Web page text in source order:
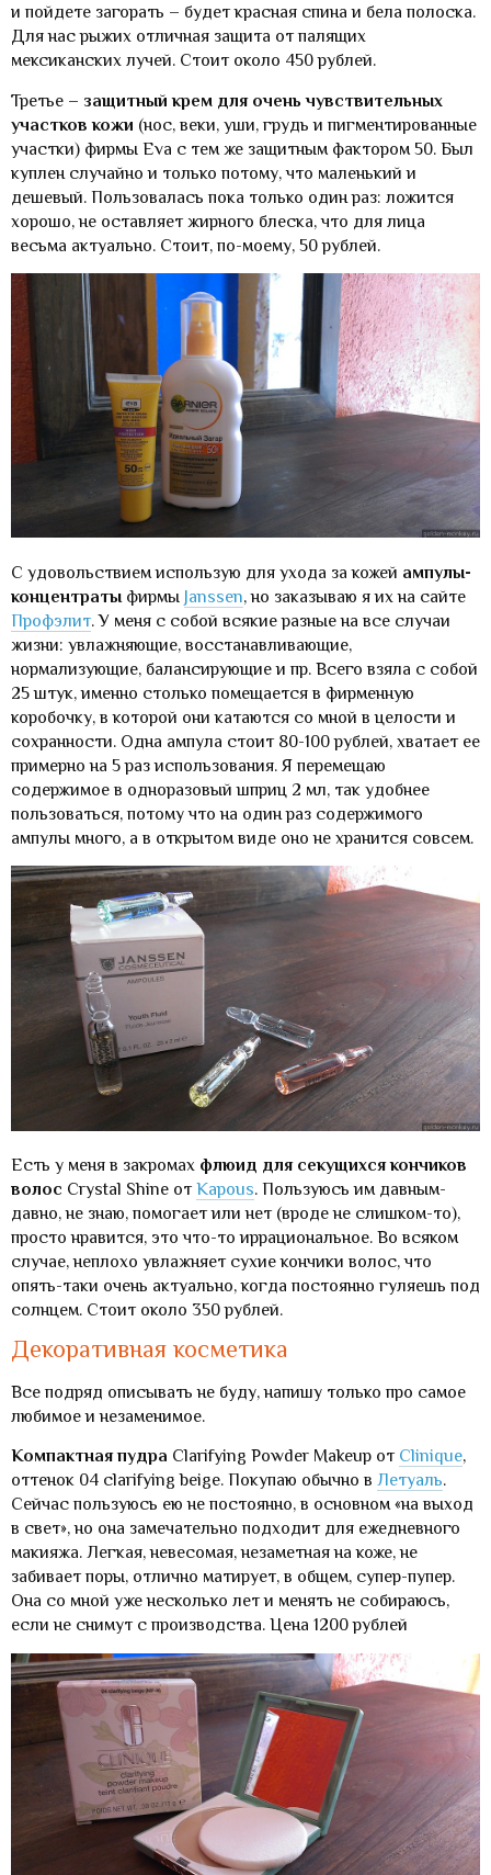
и пойдете загорать – будет красная спина и бела полоска.
Для нас рыжих отличная защита от палящих
мексиканских лучей. Стоит около 450 рублей.
Третье – защитный крем для очень чувствительных
участков кожи (нос, веки, уши, грудь и пигментированные
участки) фирмы Eva с тем же защитным фактором 50. Был
куплен случайно и только потому, что маленький и
дешевый. Пользовалась пока только один раз: ложится
хорошо, не оставляет жирного блеска, что для лица
весьма актуально. Стоит, по-моему, 50 рублей.
С удовольствием использую для ухода за кожей ампулы-
концентратыфирмы Janssen, но заказываю я их на сайте
Профэлит. У меня с собой всякие разные на все случаи
жизни: увлажняющие, восстанавливающие,
нормализующие, балансирующие и пр. Всего взяла с собой
25 штук, именно столько помещается в фирменную
коробочку, в которой они катаются со мной в целости и
сохранности. Одна ампула стоит 80-100 рублей, хватает ее
примерно на 5 раз использования. Я перемещаю
содержимое в одноразовый шприц 2 мл, так удобнее
пользоваться, потому что на один раз содержимого
ампулы много, а в открытом виде оно не хранится совсем.
Есть у меня в закромах флюид для секущихся кончиков
волос Crystal Shine отKapous. Пользуюсь им давным-
давно, не знаю, помогает или нет (вроде не слишком-то),
просто нравится, это что-то иррациональное. Во всяком
случае, неплохо увлажняет сухие кончики волос, что
опять-таки очень актуально, когда постоянно гуляешь под
солнцем. Стоит около 350 рублей.
Декоративная косметика
Все подряд описывать не буду, напишу только про самое
любимое и незаменимое.
Компактная пудра Clarifying Powder Makeup от Clinique,
оттенок 04 clarifying beige. Покупаю обычно в Летуаль.
Сейчас пользуюсь ею не постоянно, в основном «на выход
в свет», но она замечательно подходит для ежедневного
макияжа. Легкая, невесомая, незаметная на коже, не
забивает поры, отлично матирует, в общем, супер-пупер.
Она со мной уже несколько лет и менять не собираюсь,
если не снимут с производства. Цена 1200 рублей